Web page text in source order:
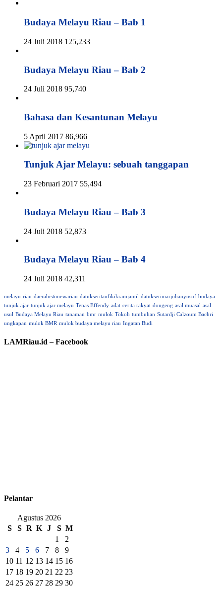
Budaya Melayu Riau – Bab 1
24 Juli 2018 125,233
Budaya Melayu Riau – Bab 2
24 Juli 2018 95,740
Bahasa dan Kesantunan Melayu
5 April 2017 86,966
Tunjuk Ajar Melayu: sebuah tanggapan
23 Februari 2017 55,494
Budaya Melayu Riau – Bab 3
24 Juli 2018 52,873
Budaya Melayu Riau – Bab 4
24 Juli 2018 42,311
melayu riau daerahistimewariau datukseritaufikikramjamil datukserimarjohanyusuf budaya
tunjuk ajar tunjuk ajar melayu Tenas Effendy adat cerita rakyat dongeng asal muasal asal
usul Budaya Melayu Riau tanaman bmr mulok Tokoh tumbuhan Sutardji Calzoum Bachri
ungkapan mulok BMR mulok budaya melayu riau Ingatan Budi
LAMRiau.id – Facebook
Pelantar
Agustus 2026
S
S R K J S M
1
2
3
4 5 6 7 8
9
10 11 12 13 14 15 16
17 18 19 20 21 22 23
24 25 26 27 28 29 30